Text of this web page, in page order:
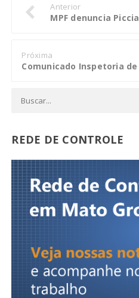
Anterior
Próxima
Comunicado Inspetoria de
REDE DE CONTROLE